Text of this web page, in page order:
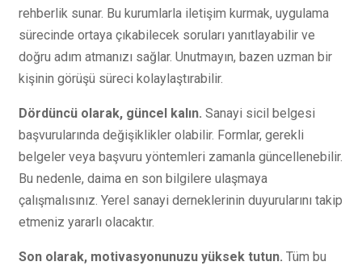
rehberlik sunar. Bu kurumlarla iletişim kurmak, uygulama
sürecinde ortaya çıkabilecek soruları yanıtlayabilir ve
doğru adım atmanızı sağlar. Unutmayın, bazen uzman bir
kişinin görüşü süreci kolaylaştırabilir.
Dördüncü olarak, güncel kalın. Sanayi sicil belgesi
başvurularında değişiklikler olabilir. Formlar, gerekli
belgeler veya başvuru yöntemleri zamanla güncellenebilir.
Bu nedenle, daima en son bilgilere ulaşmaya
çalışmalısınız. Yerel sanayi derneklerinin duyurularını takip
etmeniz yararlı olacaktır.
Son olarak, motivasyonunuzu yüksek tutun. Tüm bu